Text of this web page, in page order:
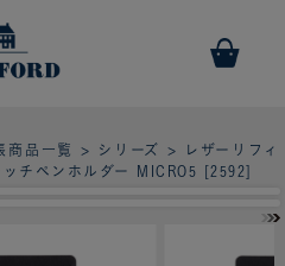
商品一覧 > シリーズ >
レザーリフィ
チペンホルダー MICRO5 [2592]